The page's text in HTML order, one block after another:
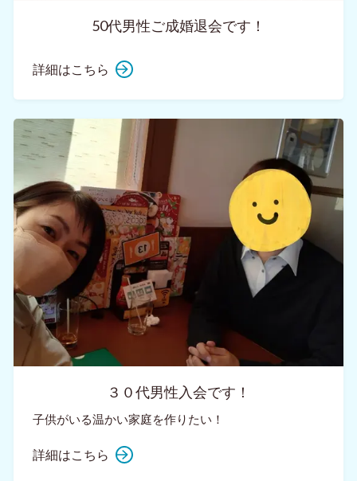
50代男性ご成婚退会です！
詳細はこちら
３０代男性入会です！
子供がいる温かい家庭を作りたい！
詳細はこちら